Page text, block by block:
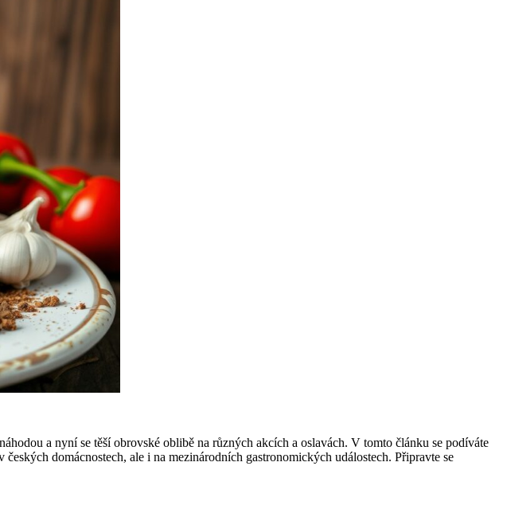
a nyní se těší obrovské oblibě na různých akcích a oslavách. V tomto článku se podíváte
domácnostech, ale i na mezinárodních gastronomických událostech. Připravte se